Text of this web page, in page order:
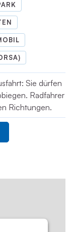
Sie dürfen
Radfahrer
Richtungen.